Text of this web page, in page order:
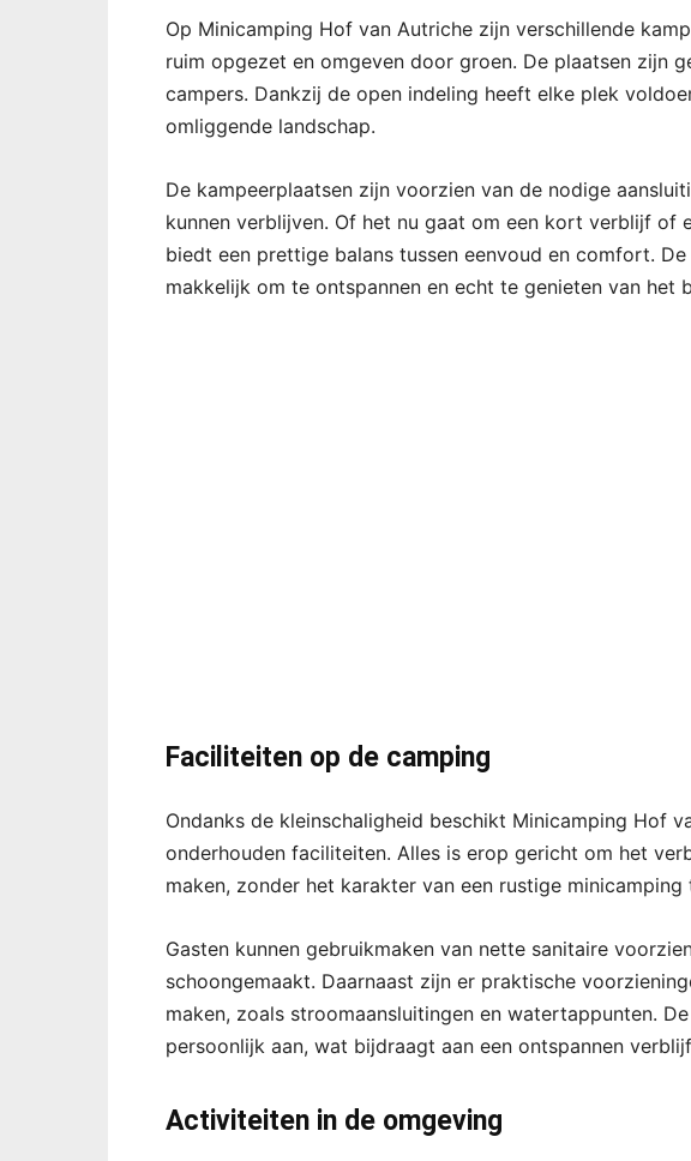
Op Minicamping Hof van Autriche zijn verschillende
ruim opgezet en omgeven door groen. De plaatsen zijn
campers. Dankzij de open indeling heeft elke plek
omliggende landschap.
De kampeerplaatsen zijn voorzien van de nodige
kunnen verblijven. Of het nu gaat om een kort verblijf of
biedt een prettige balans tussen eenvoud en comfort.
makkelijk om te ontspannen en echt te genieten van het
Faciliteiten op de camping
Ondanks de kleinschaligheid beschikt Minicamping Hof
onderhouden faciliteiten. Alles is erop gericht om het
maken, zonder het karakter van een rustige minicamping
Gasten kunnen gebruikmaken van nette sanitaire
schoongemaakt. Daarnaast zijn er praktische
maken, zoals stroomaansluitingen en watertappunten.
persoonlijk aan, wat bijdraagt aan een ontspannen
Activiteiten in de omgeving